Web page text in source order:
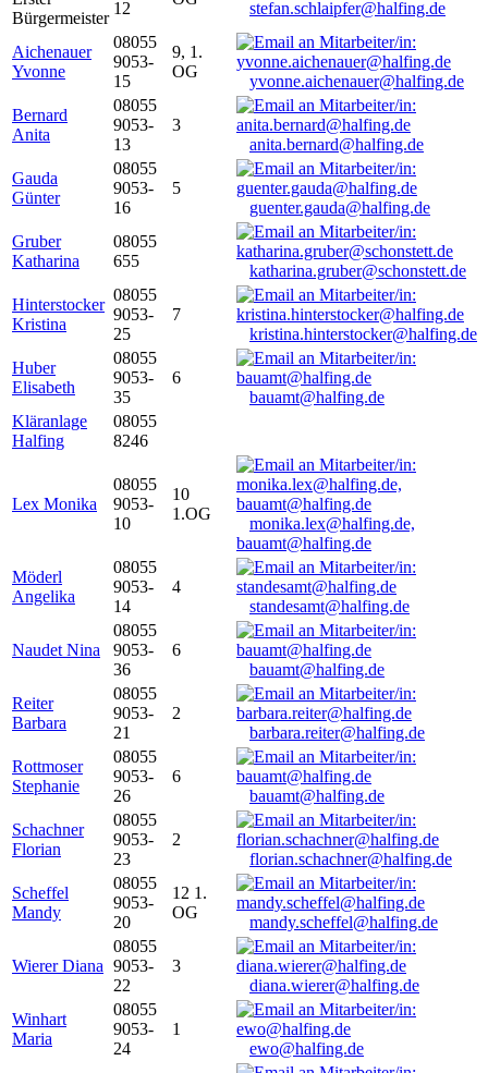
Bürgermeister
12
stefan.schlaipfer@halfing.de
Aichenauer
Yvonne
08055
9053-
15
9, 1.
OG
yvonne.aichenauer@halfing.de
Bernard
Anita
08055
9053-
13
3
anita.bernard@halfing.de
Gauda
Günter
08055
9053-
16
5
guenter.gauda@halfing.de
Gruber
Katharina
08055
655
katharina.gruber@schonstett.de
Hinterstocker
Kristina
08055
9053-
25
7
kristina.hinterstocker@halfing.de
Huber
Elisabeth
08055
9053-
35
6
bauamt@halfing.de
Kläranlage
Halfing
08055
8246
Lex Monika
08055
9053-
10
10
1.OG
monika.lex@halfing.de,
bauamt@halfing.de
Möderl
Angelika
08055
9053-
14
4
standesamt@halfing.de
Naudet Nina
08055
9053-
36
6
bauamt@halfing.de
Reiter
Barbara
08055
9053-
21
2
barbara.reiter@halfing.de
Rottmoser
Stephanie
08055
9053-
26
6
bauamt@halfing.de
Schachner
Florian
08055
9053-
23
2
florian.schachner@halfing.de
Scheffel
Mandy
08055
9053-
20
12 1.
OG
mandy.scheffel@halfing.de
Wierer Diana
08055
9053-
22
3
diana.wierer@halfing.de
Winhart
Maria
08055
9053-
24
1
ewo@halfing.de